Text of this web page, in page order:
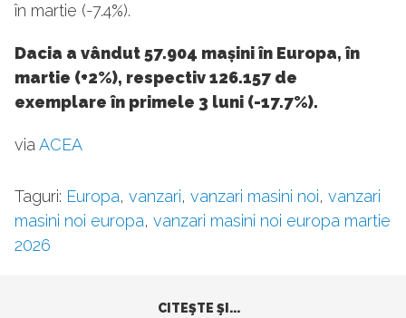
în martie (-7.4%).
Dacia a vândut 57.904 mașini în Europa, în
martie (+2%), respectiv 126.157 de
exemplare în primele 3 luni (-17.7%).
viaACEA
Taguri: Europa, vanzari, vanzari masini noi, vanzari
masini noi europa, vanzari masini noi europa martie
2026
CITEŞTE ŞI...